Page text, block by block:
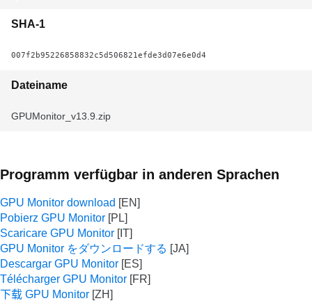
SHA-1
007f2b95226858832c5d506821efde3d07e6e0d4
Dateiname
GPUMonitor_v13.9.zip
Programm verfügbar in anderen Sprachen
GPU Monitor download
Pobierz GPU Monitor
Scaricare GPU Monitor
GPU Monitor をダウンロードする
Descargar GPU Monitor
Télécharger GPU Monitor
下载 GPU Monitor